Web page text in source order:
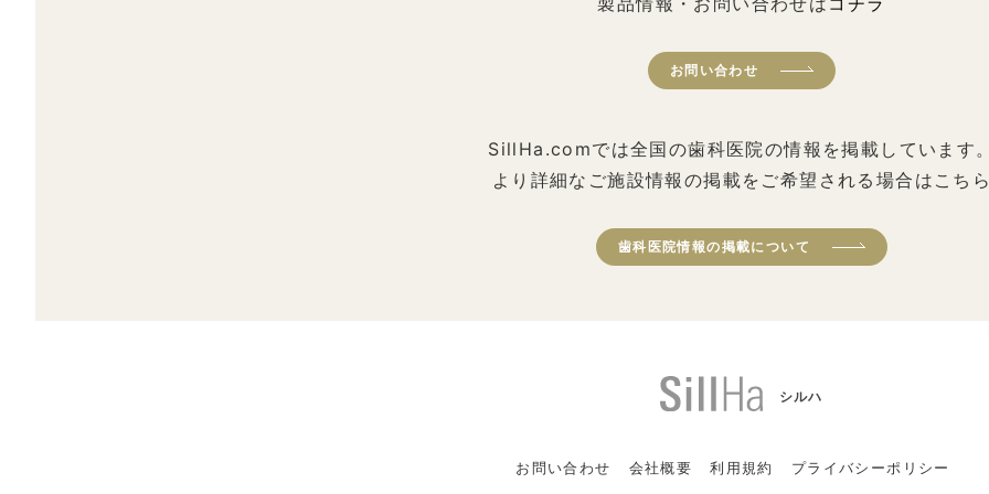
お問い合わせ
SillHa.comでは全国の歯科医院の情報を掲載しています
より詳細なご施設情報の掲載をご希望される場合はこち
歯科医院情報の掲載について
シルハ
お問い合わせ 会社概要 利用規約 プライバシーポリシー